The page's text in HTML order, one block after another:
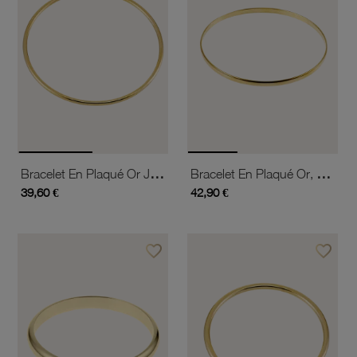
Bracelet En Plaqué Or Jonc Rigide
39,60 €
Bracelet En Plaqué Or, Demi Jonc Rigide, Largeur 3 Mm
42,90 €
favorite_borderAjouter à vos favoris favorite_borderAjouter